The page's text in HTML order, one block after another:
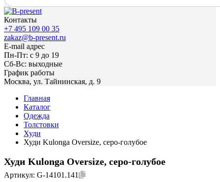
Контакты
+7 495 109 00 35
zakaz@b-present.ru
E-mail адрес
Пн-Пт: с 9 до 19
Сб-Вс: выходные
График работы
Москва, ул. Тайнинская, д. 9
Главная
Каталог
Одежда
Толстовки
Худи
Худи Kulonga Oversize, серо-голубое
Худи Kulonga Oversize, серо-голубое
Артикул: G-14101.141